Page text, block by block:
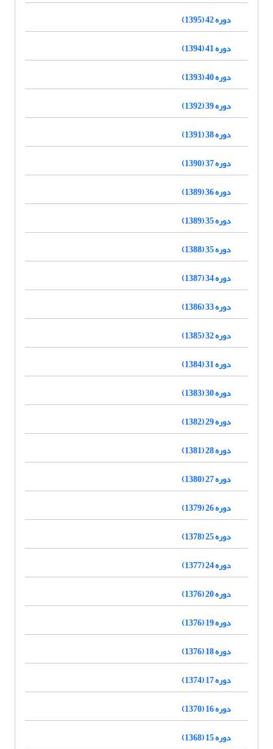
دوره 42 (1395)
دوره 41 (1394)
دوره 40 (1393)
دوره 39 (1392)
دوره 38 (1391)
دوره 37 (1390)
دوره 36 (1389)
دوره 35 (1389)
دوره 35 (1388)
دوره 34 (1387)
دوره 33 (1386)
دوره 32 (1385)
دوره 31 (1384)
دوره 30 (1383)
دوره 29 (1382)
دوره 28 (1381)
دوره 27 (1380)
دوره 26 (1379)
دوره 25 (1378)
دوره 24 (1377)
دوره 20 (1376)
دوره 19 (1376)
دوره 18 (1376)
دوره 17 (1374)
دوره 16 (1370)
دوره 15 (1368)